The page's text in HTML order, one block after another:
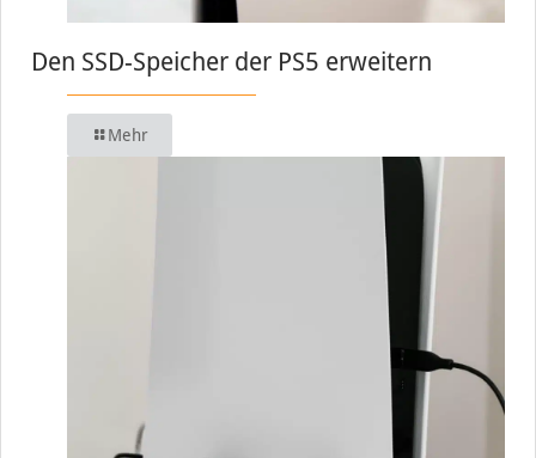
Den SSD-Speicher der PS5 erweitern
Mehr